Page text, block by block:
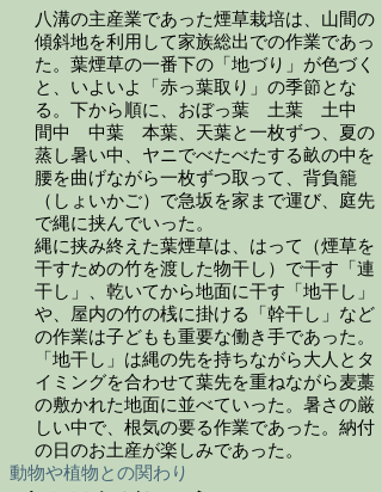
八溝の主産業であった煙草栽培は、山間の
傾斜地を利用して家族総出での作業であっ
た。葉煙草の一番下の「地づり」が色づく
と、いよいよ「赤っ葉取り」の季節とな
る。下から順に、おぼっ葉 土葉 土中
間中 中葉 本葉、天葉と一枚ずつ、夏の
蒸し暑い中、ヤニでべたべたする畝の中を
腰を曲げながら一枚ずつ取って、背負籠
（しょいかご）で急坂を家まで運び、庭先
で縄に挟んでいった。
縄に挟み終えた葉煙草は、はって（煙草を
干すための竹を渡した物干し）で干す「連
干し」、乾いてから地面に干す「地干し」
や、屋内の竹の桟に掛ける「幹干し」など
の作業は子どもも重要な働き手であった。
「地干し」は縄の先を持ちながら大人とタ
イミングを合わせて葉先を重ねながら麦藁
の敷かれた地面に並べていった。暑さの厳
しい中で、根気の要る作業であった。納付
の日のお土産が楽しみであった。
動物や植物との関わり